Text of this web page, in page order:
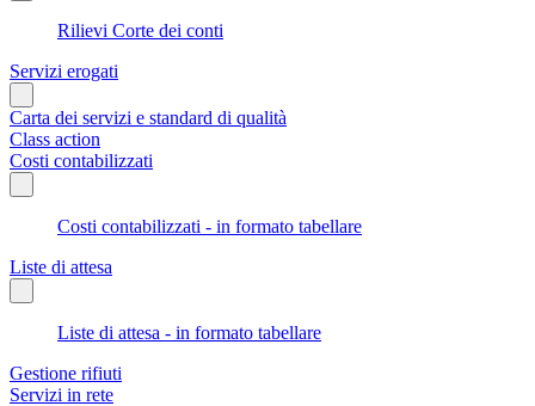
Rilievi Corte dei conti
Servizi erogati
Carta dei servizi e standard di qualità
Class action
Costi contabilizzati
Costi contabilizzati - in formato tabellare
Liste di attesa
Liste di attesa - in formato tabellare
Gestione rifiuti
Servizi in rete